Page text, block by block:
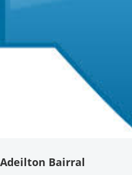
Adeilton Bairral